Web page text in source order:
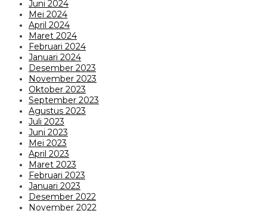
Juni 2024
Mei 2024
April 2024
Maret 2024
Februari 2024
Januari 2024
Desember 2023
November 2023
Oktober 2023
September 2023
Agustus 2023
Juli 2023
Juni 2023
Mei 2023
April 2023
Maret 2023
Februari 2023
Januari 2023
Desember 2022
November 2022